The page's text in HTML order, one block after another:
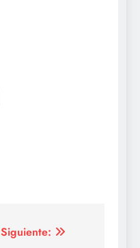
Siguiente: